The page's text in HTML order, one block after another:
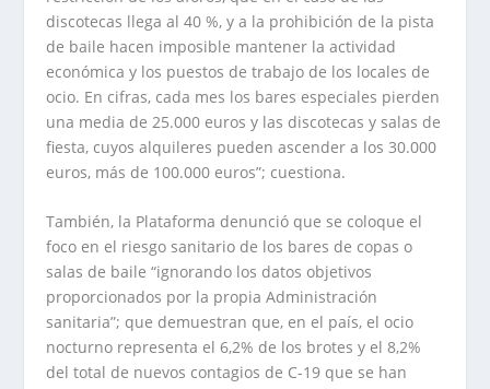
discotecas llega al 40 %, y a la prohibición de la pista
de baile hacen imposible mantener la actividad
económica y los puestos de trabajo de los locales de
ocio. En cifras, cada mes los bares especiales pierden
una media de 25.000 euros y las discotecas y salas de
fiesta, cuyos alquileres pueden ascender a los 30.000
euros, más de 100.000 euros”; cuestiona.
También, la Plataforma denunció que se coloque el
foco en el riesgo sanitario de los bares de copas o
salas de baile “ignorando los datos objetivos
proporcionados por la propia Administración
sanitaria”; que demuestran que, en el país, el ocio
nocturno representa el 6,2% de los brotes y el 8,2%
del total de nuevos contagios de C-19 que se han